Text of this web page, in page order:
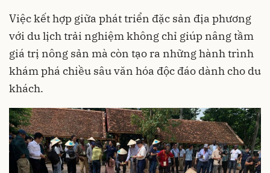
Việc kết hợp giữa phát triển đặc sản địa phương
với du lịch trải nghiệm không chỉ giúp nâng tầm
giá trị nông sản mà còn tạo ra những hành trình
khám phá chiều sâu văn hóa độc đáo dành cho du
khách.